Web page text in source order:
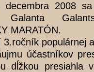
2008
MARATÓN.
3.ročník populárnej
účastníkov
dĺžkou presiahla